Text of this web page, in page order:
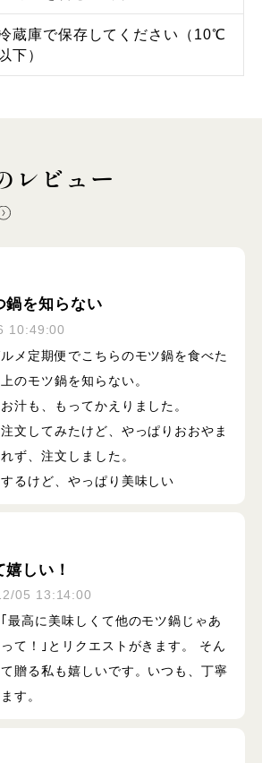
蔵庫で保存してください（10℃
以下）
レビュー
鍋を知らない
10:49:00
メ定期便でこちらのモツ鍋を食べた
のモツ鍋を知らない。
汁も、もってかえりました。
文してみたけど、やっぱりおおやま
ず、注文しました。
るけど、やっぱり美味しい
しい！
05 13:14:00
最高に美味しくて他のモツ鍋じゃあ
て！｣とリクエストがきます。 そん
贈る私も嬉しいです。いつも、丁寧
す。